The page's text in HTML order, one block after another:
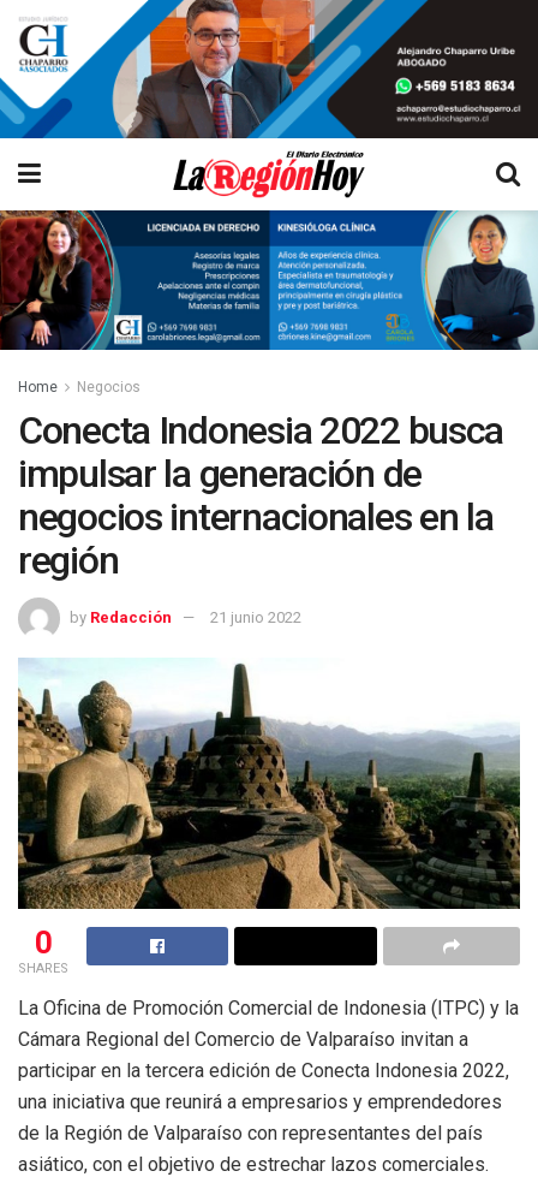
Home Negocios
Conecta Indonesia 2022 busca
impulsar la generación de
negocios internacionales en la
región
by Redacción 21 junio 2022
0
SHARES
La Oficina de Promoción Comercial de Indonesia (ITPC) y la
Cámara Regional del Comercio de Valparaíso invitan a
participar en la tercera edición de Conecta Indonesia 2022,
una iniciativa que reunirá a empresarios y emprendedores
de la Región de Valparaíso con representantes del país
asiático, con el objetivo de estrechar lazos comerciales.